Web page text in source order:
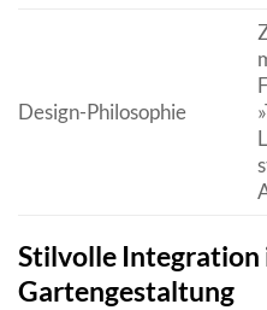
Design-Philosophie
Stilvolle Integration
Gartengestaltung